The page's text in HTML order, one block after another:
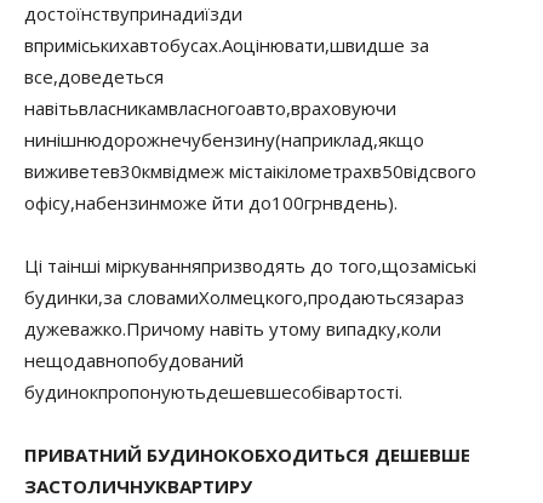
достоїнствупринадиїзди
вприміськихавтобусах.Аоцінювати,швидше за
все,доведеться
навітьвласникамвласногоавто,враховуючи
нинішнюдорожнечубензину(наприклад,якщо
виживетев30кмвідмеж містаікілометрахв50відсвого
офісу,набензинможе йти до100грнвдень).
Ці таінші міркуванняпризводять до того,щозаміські
будинки,за словамиХолмецкого,продаютьсязараз
дужеважко.Причому навіть утому випадку,коли
нещодавнопобудований
будинокпропонуютьдешевшесобівартості.
ПРИВАТНИЙ БУДИНОКОБХОДИТЬСЯ ДЕШЕВШЕ
ЗАСТОЛИЧНУКВАРТИРУ